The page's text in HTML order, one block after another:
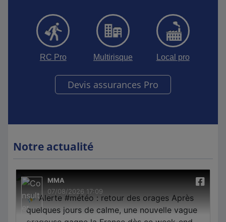
RC Pro Multirisque Local pro
Devis assurances Pro
Notre actualité